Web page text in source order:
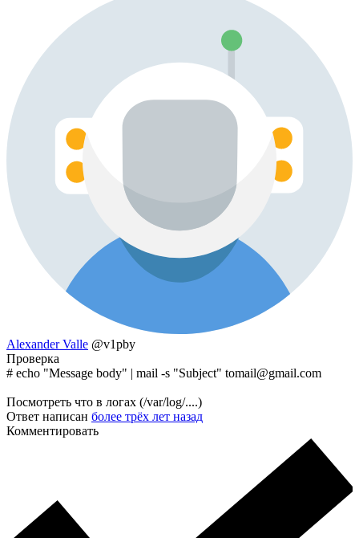
Alexander Valle @v1pby
Проверка
# echo "Message body" | mail -s "Subject" tomail@gmail.com
Посмотреть что в логах (/var/log/....)
Ответ написан более трёх лет назад
Комментировать